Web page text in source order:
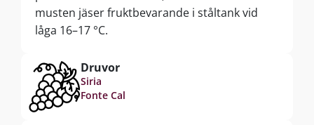
musten jäser fruktbevarande i ståltank vid
låga 16–17 °C.
Druvor
Siria
Fonte Cal